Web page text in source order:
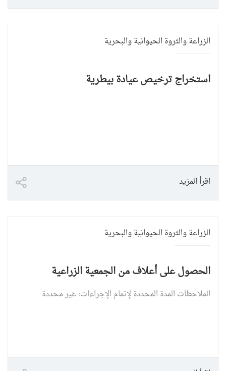
الزراعة والثروة الحيوانية والبحرية
استخراج ترخيص عيادة بيطرية
اقرأ المزيد
الزراعة والثروة الحيوانية والبحرية
الحصول على أعلاف من الجمعية الزراعية
الملاحظات المدة المحددة لإتمام الإجراءات: غير محددة